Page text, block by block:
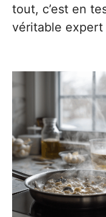
tout, c’est en
véritable expert